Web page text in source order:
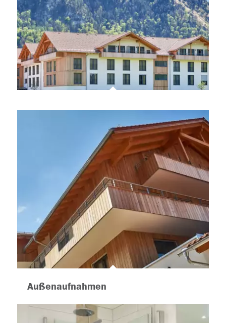
Außenaufnahmen